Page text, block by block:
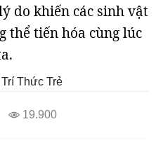
do khiến các sinh vật
thể tiến hóa cùng lúc
Thức Trẻ
19.900